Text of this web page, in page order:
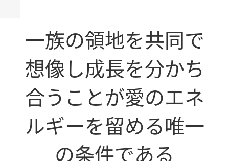
一族の領地を共同で
想像し成長を分かち
合うことが愛のエネ
ルギーを留める唯一
の条件である